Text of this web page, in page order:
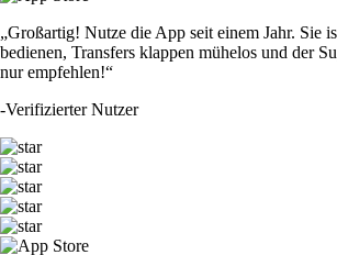
„Großartig! Nutze die App seit einem Jahr. Sie
bedienen, Transfers klappen mühelos und der
nur empfehlen!“
-Verifizierter Nutzer